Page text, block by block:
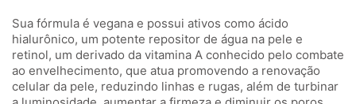
Sua fórmula é vegana e possui ativos como ácido
hialurônico, um potente repositor de água na pele e
retinol, um derivado da vitamina A conhecido pelo combate
ao envelhecimento, que atua promovendo a renovação
celular da pele, reduzindo linhas e rugas, além de turbinar